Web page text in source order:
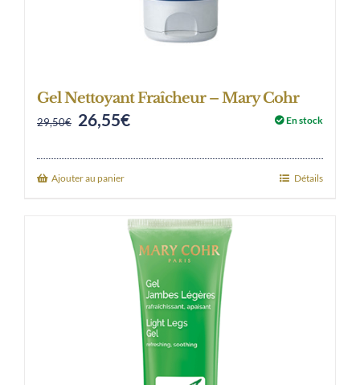
Gel Nettoyant Fraîcheur – Mary Cohr
29,50€ Original
26,55€Current
En stock
Ajouter au panier Détails